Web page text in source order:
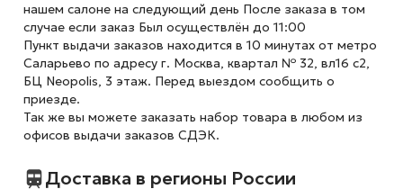
нашем салоне на следующий день После заказа в том
случае если заказ Был осуществлён до 11:00
Пункт выдачи заказов находится в 10 минутах от метро
Саларьево по адресу г. Москва, квартал № 32, вл16 с2,
БЦ Neopolis, 3 этаж. Перед выездом сообщить о
приезде.
Так же вы можете заказать набор товара в любом из
офисов выдачи заказов СДЭК.
Доставка в регионы России